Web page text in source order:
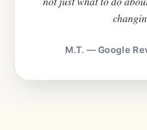
M.T. — Google